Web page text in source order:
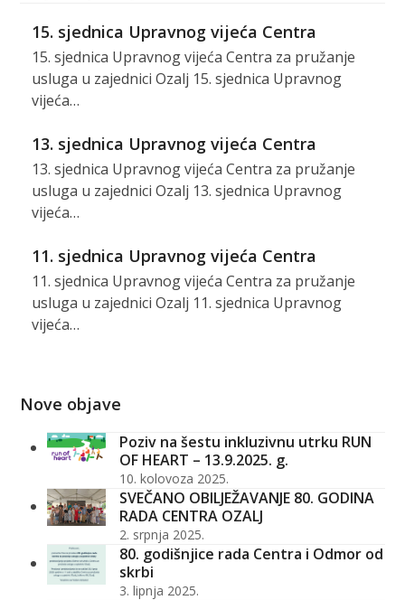
15. sjednica Upravnog vijeća Centra
15. sjednica Upravnog vijeća Centra za pružanje
usluga u zajednici Ozalj 15. sjednica Upravnog
vijeća…
13. sjednica Upravnog vijeća Centra
13. sjednica Upravnog vijeća Centra za pružanje
usluga u zajednici Ozalj 13. sjednica Upravnog
vijeća…
11. sjednica Upravnog vijeća Centra
11. sjednica Upravnog vijeća Centra za pružanje
usluga u zajednici Ozalj 11. sjednica Upravnog
vijeća…
Nove objave
Poziv na šestu inkluzivnu utrku RUN
OF HEART – 13.9.2025. g.
10. kolovoza 2025.
SVEČANO OBILJEŽAVANJE 80. GODINA
RADA CENTRA OZALJ
2. srpnja 2025.
80. godišnjice rada Centra i Odmor od
skrbi
3. lipnja 2025.